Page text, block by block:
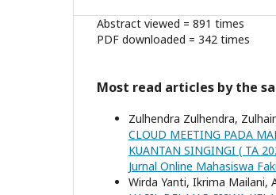
Abstract viewed = 891 times
PDF downloaded = 342 times
Most read articles by the
Zulhendra Zulhendra,
CLOUD MEETING PADA
KUANTAN SINGINGI ( TA
Jurnal Online Mahasiswa
Wirda Yanti, Ikrima Mailani,